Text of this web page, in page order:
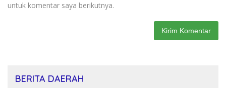
untuk komentar saya berikutnya.
BERITA DAERAH